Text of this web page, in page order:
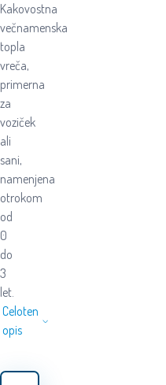
Kakovostna
večnamenska
topla
vreča,
primerna
za
voziček
ali
sani,
namenjena
otrokom
od
0
do
3
let.
Celoten
opis